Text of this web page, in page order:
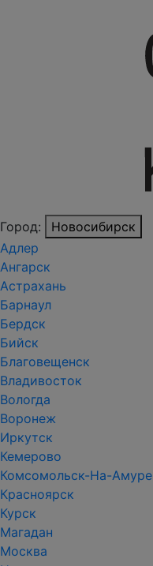
Город:
Новосибирск
Адлер
Ангарск
Астрахань
Барнаул
Бердск
Бийск
Благовещенск
Владивосток
Вологда
Воронеж
Иркутск
Кемерово
Комсомольск-На-Амуре
Красноярск
Курск
Магадан
Москва